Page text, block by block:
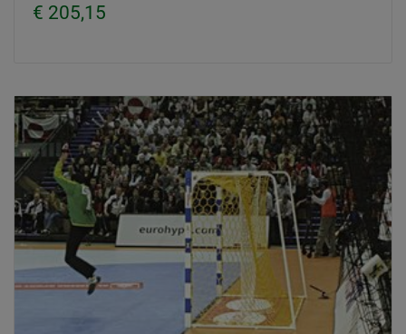
€ 205,15